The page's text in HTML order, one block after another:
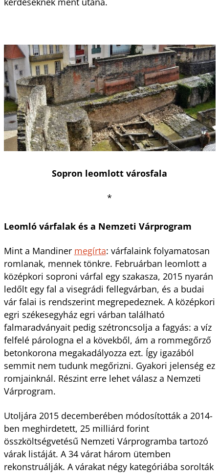
Sopron leomlott városfala
*
Leomló várfalak és a Nemzeti Várprogram
Mint a Mandiner megírta: várfalaink folyamatosan
romlanak, mennek tönkre. Februárban leomlott a
középkori soproni várfal egy szakasza, 2015 nyarán
ledőlt egy fal a visegrádi fellegvárban, és a budai
vár falai is rendszerint megrepedeznek. A középkori
egri székesegyház egri várban található
falmaradványait pedig szétroncsolja a fagyás: a víz
felfelé párologna el a kövekből, ám a rommegőrző
betonkorona megakadályozza ezt. Így igazából
semmit nem tudunk megőrizni. Gyakori jelenség ez
romjainknál. Részint erre lehet válasz a Nemzeti
Várprogram.
Utoljára 2015 decemberében módosították a 2014-
ben meghirdetett, 25 milliárd forint
összköltségvetésű Nemzeti Várprogramba tartozó
várak listáját. A 34 várat három ütemben
rekonstruálják. A várakat négy kategóriába sorolták